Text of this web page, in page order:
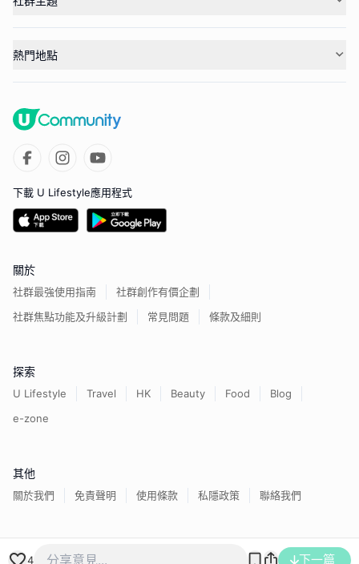
4 下一篇
熱門地點
下載 U Lifestyle應用程式
關於
社群最強使用指南
社群創作有價企劃
社群焦點功能及升級計劃
常見問題 條款及細則
探索
U Lifestyle Travel HK Beauty Food
Blog
e-zone
其他
關於我們 免責聲明 使用條款 私隱政策 聯絡我們
香港經濟日報版權所有©